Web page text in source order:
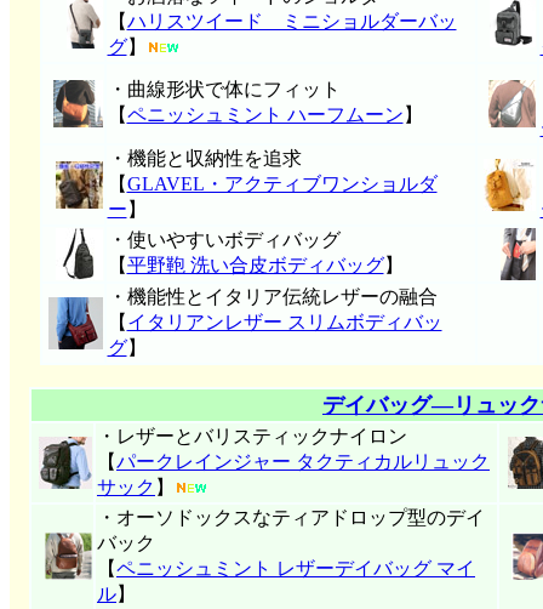
【ハリスツイード ミニショルダーバッ
グ】
・曲線形状で体にフィット
【ペニッシュミント ハーフムーン 】
・機能と収納性を追求
【GLAVEL・アクティブワンショルダ
ー 】
・使いやすいボディバッグ
【平野鞄 洗い合皮ボディバッグ】
・機能性とイタリア伝統レザーの融合
【 イタリアンレザー スリムボディバッ
グ】
デイバッグ―リュッ
・レザーとバリスティックナイロン
【パークレインジャー タクティカルリュック
サック 】
・オーソドックスなティアドロップ型のデイ
バック
【ペニッシュミント レザーデイバッグ マイ
ル】